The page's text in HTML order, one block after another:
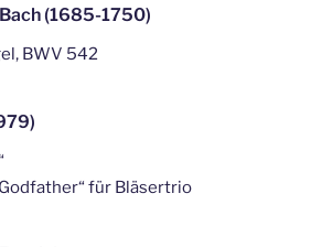
(1685-1750)
BWV 542
für Bläsertrio